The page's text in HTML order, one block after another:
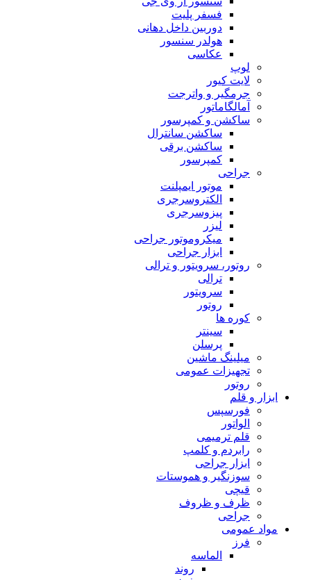
فسفر پلیت
دوربین داخل دهانی
هولدر سنسور
عکاسی
لوپ
لایت کیور
جرمگیر و واترجت
آمالگاماتور
ساکشن و کمپرسور
ساکشن سانترال
ساکشن برقی
کمپرسور
جراحی
موتور ایمپلنت
الکتروسرجری
پیزوسرجری
لیزر
میکروموتور جراحی
ابزار جراحی
روتور، سرویتور و ترالی
ترالی
سرویتور
روتور
کوره ها
سینتر
پرسلن
میلینگ ماشین
تجهیزات عمومی
روتور
ابزار و قلم
فورسپس
الواتور
قلم ترمیمی
رابردم و کلمپ
ابزار جراحی
سوزنگیر و هموستات
قیچی
ظرف و ظروف
جراحی
مواد عمومی
فرز
الماسه
روند